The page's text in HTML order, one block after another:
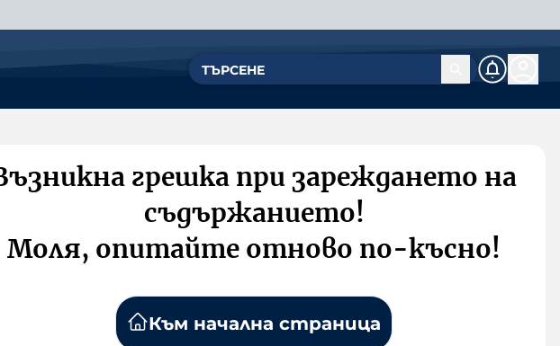
грешка при зареждането на
съдържанието!
Моля, опитайте отново по-късно!
Към начална страница